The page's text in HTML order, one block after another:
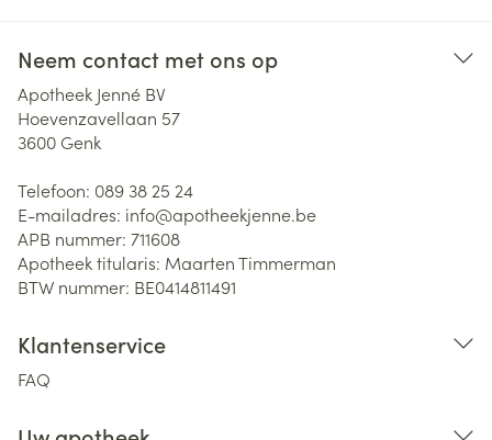
Neem contact met ons op
Apotheek Jenné BV
Hoevenzavellaan 57
3600 Genk
Telefoon: 089 38 25 24
E-mailadres: info@apotheekjenne.be
APB nummer: 711608
Apotheek titularis: Maarten Timmerman
BTW nummer: BE0414811491
Klantenservice
FAQ